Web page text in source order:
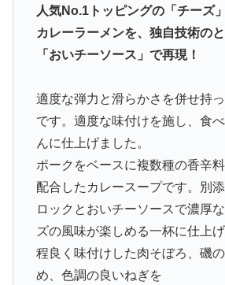
人気No.1トッピングの「チーズ
カレーラーメンを、独自技術の
「おいチーソース」で再現！
適度な弾力と滑らかさを併せ持
です。適度な味付けを施し、食
んに仕上げました。
ポークをベースに複数種の香辛
配合したカレースープです。別
ロックとおいチーソースで濃厚
ズの風味が楽しめる一杯に仕上げ
程良く味付けした肉そぼろ、磯
め、色調の良いねぎを